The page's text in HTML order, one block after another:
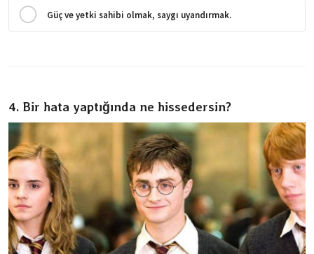
Güç ve yetki sahibi olmak, saygı uyandırmak.
4. Bir hata yaptığında ne hissedersin?